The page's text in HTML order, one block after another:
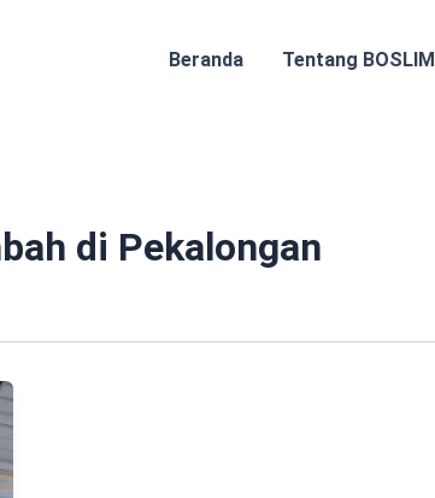
Beranda Tentang BOSLIM
di Pekalongan